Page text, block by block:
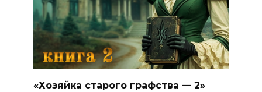
«Хозяйка старого графства — 2»